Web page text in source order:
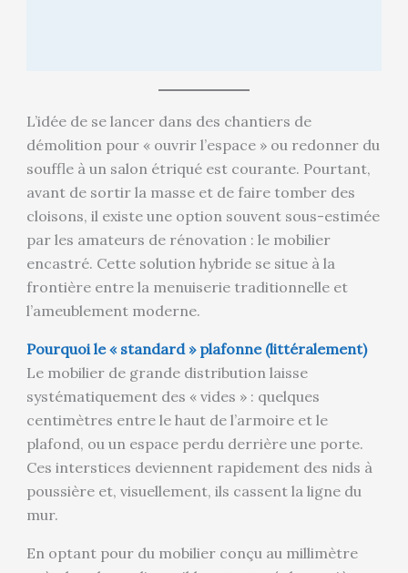
L’idée de se lancer dans des chantiers de
démolition pour « ouvrir l’espace » ou redonner du
souffle à un salon étriqué est courante. Pourtant,
avant de sortir la masse et de faire tomber des
cloisons, il existe une option souvent sous-estimée
par les amateurs de rénovation : le mobilier
encastré. Cette solution hybride se situe à la
frontière entre la menuiserie traditionnelle et
l’ameublement moderne.
Pourquoi le « standard » plafonne (littéralement)
Le mobilier de grande distribution laisse
systématiquement des « vides » : quelques
centimètres entre le haut de l’armoire et le
plafond, ou un espace perdu derrière une porte.
Ces interstices deviennent rapidement des nids à
poussière et, visuellement, ils cassent la ligne du
mur.
En optant pour du mobilier conçu au millimètre